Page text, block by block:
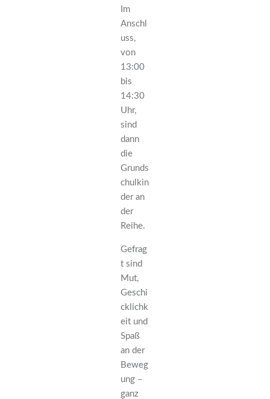
Im
Anschl
uss,
von
13:00
bis
14:30
Uhr,
sind
dann
die
Grunds
chulkin
der an
der
Reihe.
Gefrag
t sind
Mut,
Geschi
cklichk
eit und
Spaß
an der
Beweg
ung –
ganz